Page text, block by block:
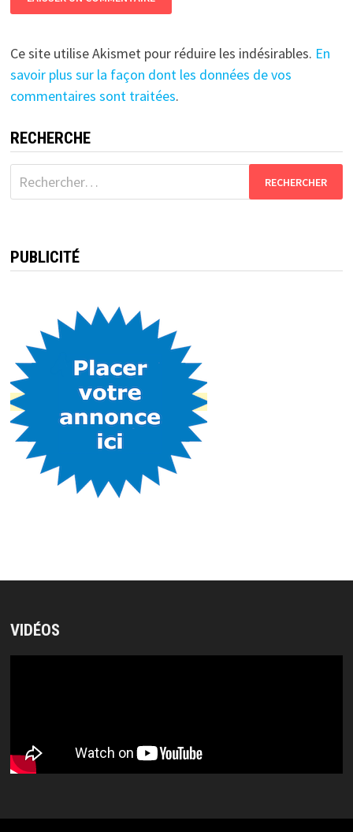
Ce site utilise Akismet pour réduire les indésirables. En
savoir plus sur la façon dont les données de vos
commentaires sont traitées.
RECHERCHE
Rechercher :
PUBLICITÉ
VIDÉOS